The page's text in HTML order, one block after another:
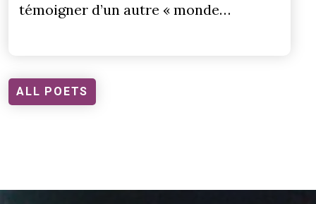
témoigner d’un autre « monde…
ALL POETS